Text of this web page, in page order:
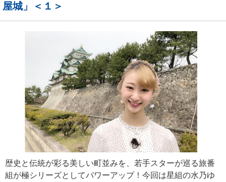
屋城」＜１＞
歴史と伝統が彩る美しい町並みを、若手スターが巡る旅番
組が極シリーズとしてパワーアップ！今回は星組の水乃ゆ